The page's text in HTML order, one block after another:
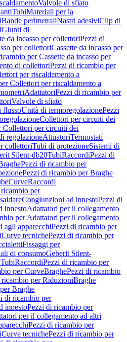
Valvole di sfiato
TubiMateriali per la
Bande perimetraliNastri adesiviClip di
Giunti di
da incasso per collettoriPezzi di
per collettoriCassette da incasso per
per Cassette da incasso per
di collettoriPezzi di ricambio per
per riscaldamento a
Collettori per riscaldamento a
AdattatoriPezzi di ricambio per
Valvole di sfiato
flussoUnità di termoregolazionePezzi
Collettori per circuiti dei
Collettori per circuiti dei
regolazioneAttuatoriTermostati
collettoriTubi di protezioneSistemi di
Silent-db20TubiRaccordiPezzi di
Pezzi di ricambio per
Pezzi di ricambio per Braghe
CurveRaccordi
per
Congiunzioni ad innestoPezzi di
innestoAdattatori per il collegamento
per Adattatori per il collegamento
agli apparecchiPezzi di ricambio per
Curve tecnichePezzi di ricambio per
Fissaggi per
di consumoGeberit Silent-
RaccordiPezzi di ricambio per
per CurveBraghePezzi di ricambio
per RiduzioniBraghe
Braghe
di ricambio per
innestoPezzi di ricambio per
per il collegamento ad altri
Pezzi di ricambio per
Curve tecnichePezzi di ricambio per